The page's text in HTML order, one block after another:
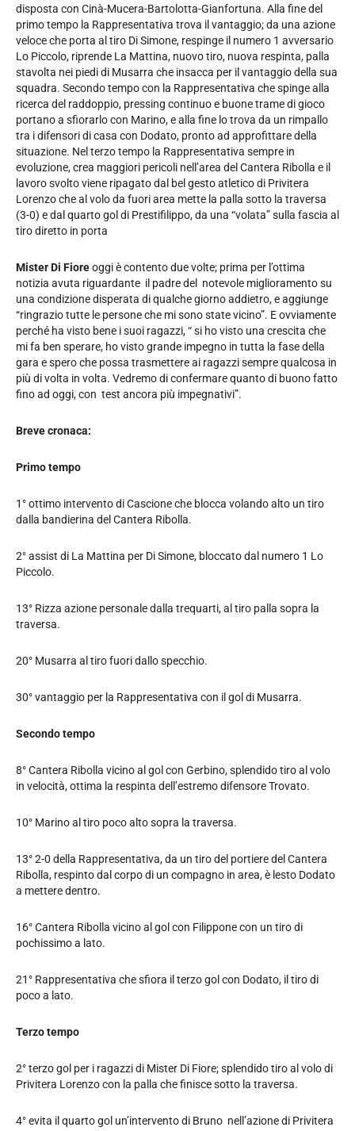
disposta con Cinà-Mucera-Bartolotta-Gianfortuna. Alla fine del
primo tempo la Rappresentativa trova il vantaggio; da una azione
veloce che porta al tiro Di Simone, respinge il numero 1 avversario
Lo Piccolo, riprende La Mattina, nuovo tiro, nuova respinta, palla
stavolta nei piedi di Musarra che insacca per il vantaggio della sua
squadra. Secondo tempo con la Rappresentativa che spinge alla
ricerca del raddoppio, pressing continuo e buone trame di gioco
portano a sfiorarlo con Marino, e alla fine lo trova da un rimpallo
tra i difensori di casa con Dodato, pronto ad approfittare della
situazione. Nel terzo tempo la Rappresentativa sempre in
evoluzione, crea maggiori pericoli nell’area del Cantera Ribolla e il
lavoro svolto viene ripagato dal bel gesto atletico di Privitera
Lorenzo che al volo da fuori area mette la palla sotto la traversa
(3-0) e dal quarto gol di Prestifilippo, da una “volata” sulla fascia al
tiro diretto in porta
Mister Di Fioreoggi è contento due volte; prima per l’ottima
notizia avuta riguardante il padre del notevole miglioramento su
una condizione disperata di qualche giorno addietro, e aggiunge
“ringrazio tutte le persone che mi sono state vicino”. E ovviamente
perché ha visto bene i suoi ragazzi, “ si ho visto una crescita che
mi fa ben sperare, ho visto grande impegno in tutta la fase della
gara e spero che possa trasmettere ai ragazzi sempre qualcosa in
più di volta in volta. Vedremo di confermare quanto di buono fatto
fino ad oggi, con test ancora più impegnativi”.
Breve cronaca:
Primo tempo
1° ottimo intervento di Cascione che blocca volando alto un tiro
dalla bandierina del Cantera Ribolla.
2° assist di La Mattina per Di Simone, bloccato dal numero 1 Lo
Piccolo.
13° Rizza azione personale dalla trequarti, al tiro palla sopra la
traversa.
20° Musarra al tiro fuori dallo specchio.
30° vantaggio per la Rappresentativa con il gol di Musarra.
Secondo tempo
8° Cantera Ribolla vicino al gol con Gerbino, splendido tiro al volo
in velocità, ottima la respinta dell’estremo difensore Trovato.
10° Marino al tiro poco alto sopra la traversa.
13° 2-0 della Rappresentativa, da un tiro del portiere del Cantera
Ribolla, respinto dal corpo di un compagno in area, è lesto Dodato
a mettere dentro.
16° Cantera Ribolla vicino al gol con Filippone con un tiro di
pochissimo a lato.
21° Rappresentativa che sfiora il terzo gol con Dodato, il tiro di
poco a lato.
Terzo tempo
2° terzo gol per i ragazzi di Mister Di Fiore; splendido tiro al volo di
Privitera Lorenzo con la palla che finisce sotto la traversa.
4° evita il quarto gol un’intervento di Bruno nell’azione di Privitera